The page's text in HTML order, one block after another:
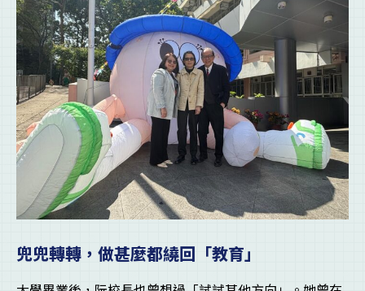
兜兜轉轉，做甚麼都繞回「教育」